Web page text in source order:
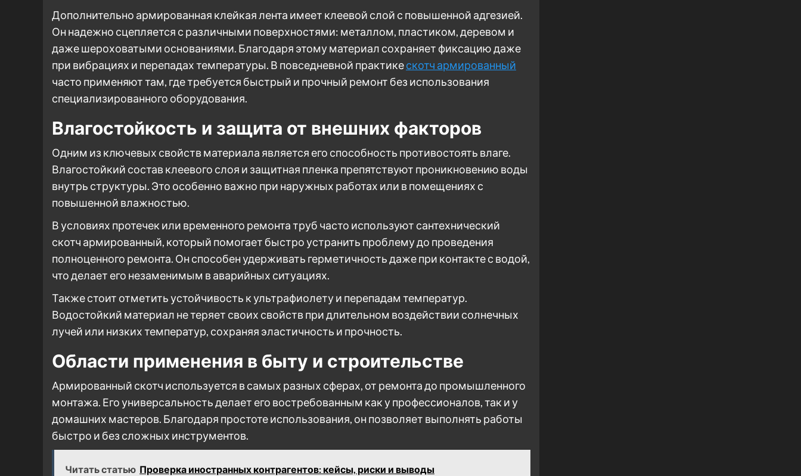
Дополнительно армированная клейкая лента имеет клеевой слой с повышенной адгезией.
Он надежно сцепляется с различными поверхностями: металлом, пластиком, деревом и
даже шероховатыми основаниями. Благодаря этому материал сохраняет фиксацию даже
при вибрациях и перепадах температуры. В повседневной практикескотч армированный
часто применяют там, где требуется быстрый и прочный ремонт без использования
специализированного оборудования.
Влагостойкость и защита от внешних факторов
Одним из ключевых свойств материала является его способность противостоять влаге.
Влагостойкий состав клеевого слоя и защитная пленка препятствуют проникновению воды
внутрь структуры. Это особенно важно при наружных работах или в помещениях с
повышенной влажностью.
В условиях протечек или временного ремонта труб часто используют сантехнический
скотч армированный, который помогает быстро устранить проблему до проведения
полноценного ремонта. Он способен удерживать герметичность даже при контакте с водой,
что делает его незаменимым в аварийных ситуациях.
Также стоит отметить устойчивость к ультрафиолету и перепадам температур.
Водостойкий материал не теряет своих свойств при длительном воздействии солнечных
лучей или низких температур, сохраняя эластичность и прочность.
Области применения в быту и строительстве
Армированный скотч используется в самых разных сферах, от ремонта до промышленного
монтажа. Его универсальность делает его востребованным как у профессионалов, так и у
домашних мастеров. Благодаря простоте использования, он позволяет выполнять работы
быстро и без сложных инструментов.
Читать статью Проверка иностранных контрагентов: кейсы, риски и выводы